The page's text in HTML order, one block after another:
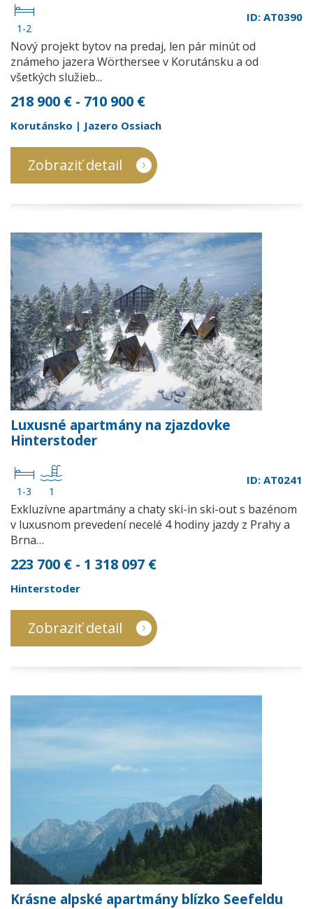
1-2
ID: AT0390
Nový projekt bytov na predaj, len pár minút od
známeho jazera Wörthersee v Korutánsku a od
všetkých služieb...
218 900 € - 710 900 €
Korutánsko | Jazero Ossiach
Zobraziť detail
Luxusné apartmány na zjazdovke
Hinterstoder
1-3 1
ID: AT0241
Exkluzívne apartmány a chaty ski-in ski-out s bazénom
v luxusnom prevedení necelé 4 hodiny jazdy z Prahy a
Brna…
223 700 € - 1 318 097 €
Hinterstoder
Zobraziť detail
Krásne alpské apartmány blízko Seefeldu